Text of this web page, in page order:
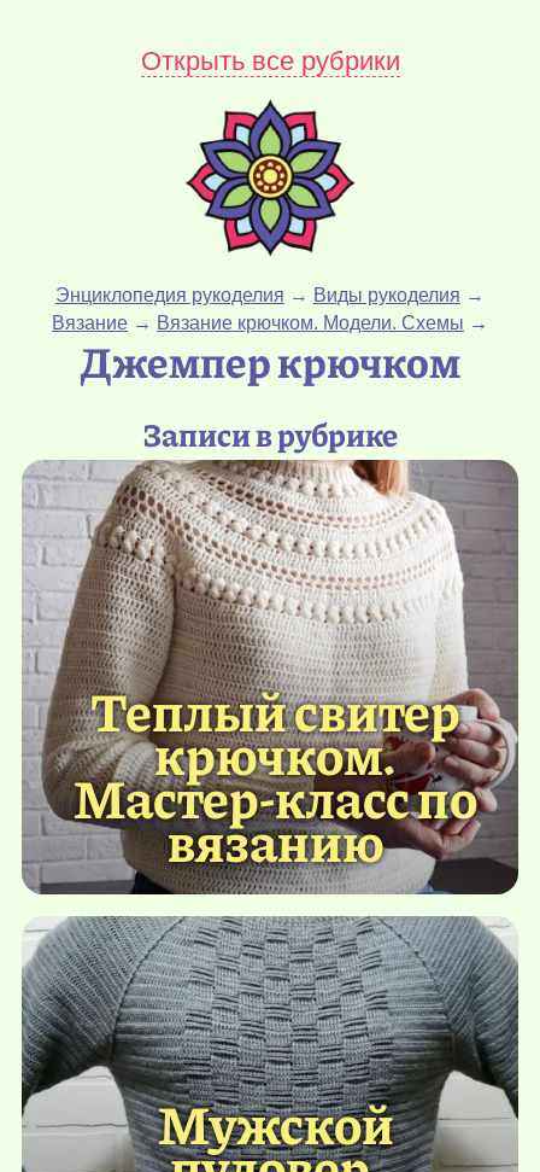
Открыть все рубрики
Энциклопедия рукоделия → Виды рукоделия →
Вязание → Вязание крючком. Модели. Схемы →
Джемпер крючком
Записи в рубрике
Теплый свитер
крючком.
Мастер-класс по
вязанию
Мужской